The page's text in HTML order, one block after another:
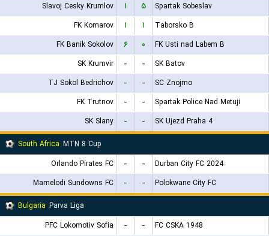
Slavoj Cesky Krumlov
۱ ۵
Spartak Sobeslav
FK Komarov
۱ ۱
Taborsko B
FK Banik Sokolov
۶ ۰
FK Usti nad Labem B
SK Krumvir
- -
SK Batov
TJ Sokol Bedrichov
- -
SC Znojmo
FK Trutnov
- -
Spartak Police Nad Metuji
SK Slany
- -
SK Ujezd Praha 4
South Africa MTN 8 Cup
Orlando Pirates FC
- -
Durban City FC 2024
Mamelodi Sundowns FC
- -
Polokwane City FC
Bulgaria Parva Liga
PFC Lokomotiv Sofia
- -
FC CSKA 1948